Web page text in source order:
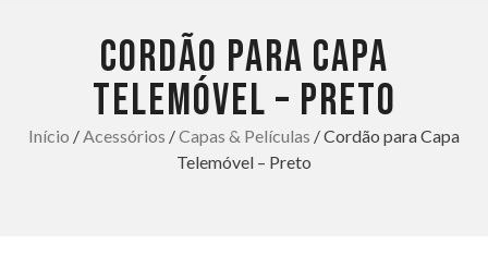
CORDÃO PARA CAPA
TELEMÓVEL – PRETO
Início /Acessórios /Capas & Películas / Cordão para Capa
Telemóvel – Preto